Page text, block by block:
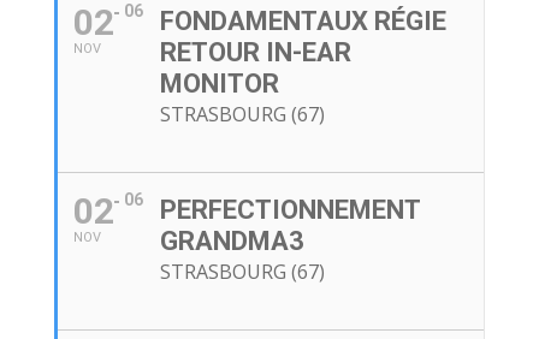
02
NOV
06
FONDAMENTAUX RÉGIE
RETOUR IN-EAR
MONITOR
STRASBOURG (67)
02
NOV
06
PERFECTIONNEMENT
GRANDMA3
STRASBOURG (67)